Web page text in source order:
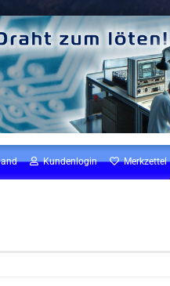
Kundenlogin Merkzettel